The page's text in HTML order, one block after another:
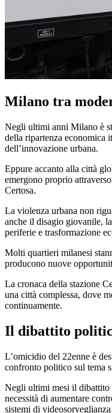
Milano tra
Negli ultimi anni Milano è
della ripartenza economica
dell’innovazione urbana.
Eppure accanto alla città
emergono proprio
Certosa.
La violenza urbana non
anche il disagio giovanile,
periferie e trasformazione
Molti quartieri milanesi
producono nuove
La cronaca della stazione
una città complessa, dove
continuamente.
Il dibattito
L’omicidio del 22enne è
confronto politico sul tema
Negli ultimi mesi il dibattito
necessità di aumentare
sistemi di